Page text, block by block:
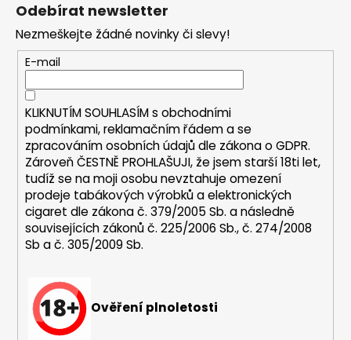
p
r
v
k
y
v
ý
p
i
s
u
í
Odebírat newsletter
Nezmeškejte žádné novinky či slevy!
E-mail
KLIKNUTÍM SOUHLASÍM s obchodními
podmínkami,reklamačním řádem a se
zpracováním osobních údajů dle zákona oGDPR.
Zároveň ČESTNĚ PROHLAŠUJI, že jsem starší 18ti let,
tudíž se na moji osobu nevztahuje omezení
prodeje tabákových výrobků a elektronických
cigaret dle zákona č. 379/2005 Sb. a následně
souvisejících zákonů č. 225/2006 Sb., č. 274/2008
Sb a č. 305/2009 Sb.
Ověření plnoletosti